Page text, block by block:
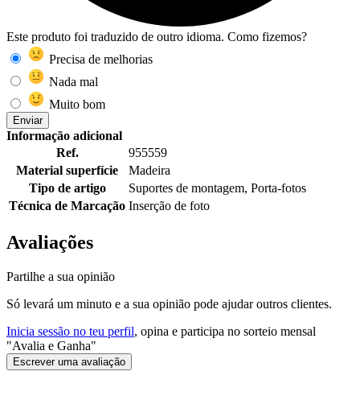
Este produto foi traduzido de outro idioma. Como fizemos?
Precisa de melhorias
Nada mal
Muito bom
Enviar
Informação adicional
Ref.
955559
Material superfície
Madeira
Tipo de artigo
Suportes de montagem, Porta-fotos
Técnica de Marcação Inserção de foto
Avaliações
Partilhe a sua opinião
Só levará um minuto e a sua opinião pode ajudar outros clientes.
Inicia sessão no teu perfil, opina e participa no sorteio mensal
"Avalia e Ganha"
Escrever uma avaliação